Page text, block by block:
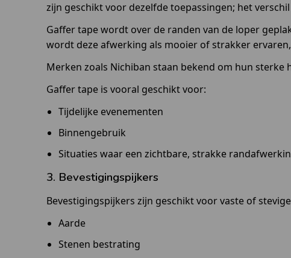
zijn geschikt voor dezelfde toepassingen; het
Gaffer tape wordt over de randen van de loper
wordt deze afwerking als mooier of strakker
Merken zoals Nichiban staan bekend om hun
Gaffer tape is vooral geschikt voor:
Tijdelijke evenementen
Binnengebruik
Situaties waar een zichtbare, strakke
3. Bevestigingspijkers
Bevestigingspijkers zijn geschikt voor vaste of
Aarde
Stenen bestrating